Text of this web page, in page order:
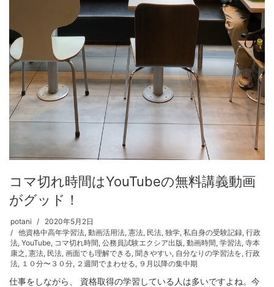
コマ切れ時間はYouTubeの無料講義動画
がグッド！
potani
2020年5月2日
他資格中高年学習法, 動画活用法, 憲法, 民法, 独学, 私自身の受験記録, 行政
法, YouTube, コマ切れ時間, 公務員試験エクシア出版, 動画時間, 学習法, 寺本
康之 , 憲法, 民法, 画面でも理解できる, 聞きやすい, 自分なりの学習法を, 行政
法, １０分〜３０分, ２週間でまわせる, ９月以降の集中期
仕事をしながら、 資格取得の学習している人は多いですよね。今